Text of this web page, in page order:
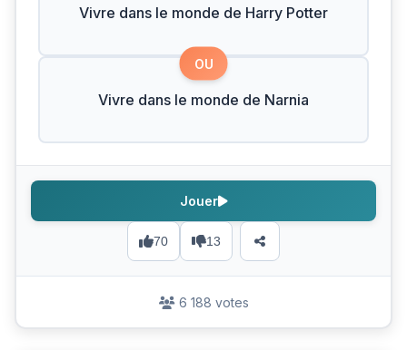
Vivre dans le monde de Harry Potter
OU
Vivre dans le monde de Narnia
70 13
Jouer
6 188 votes